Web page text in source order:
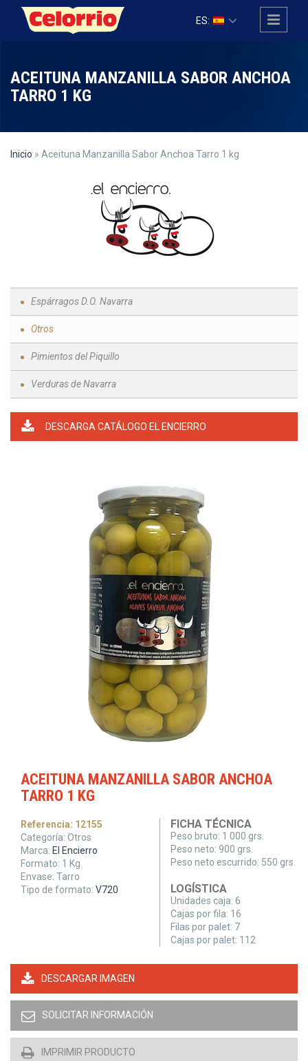
Pasar al contenido principal
ES:
ACEITUNA MANZANILLA SABOR ANCHOA
TARRO 1 KG
Inicio » Aceituna Manzanilla Sabor Anchoa Tarro 1 kg
Espárragos D.O. Navarra
Otros
Pimientos del Piquillo
Verduras de Navarra
DESCARGA CATÁLOGO EL ENCIERRO
ACEITUNA MANZANILLA SABOR ANCHOA
TARRO 1 KG
Referencia: 12155
Categoría: Otros
Marca: El Encierro
Formato: 1 Kg.
Envase: Tarro
Tipo de formato: V720
FICHA TÉCNICA
Peso bruto: 1 000 grs.
Peso neto: 900 grs.
Peso neto escurrido: 550 grs.
LOGÍSTICA
Unidades caja: 6
Cajas por fila: 16
Filas por palet: 7
Cajas por palet: 112
DESCARGAR IMAGEN
SOLICITAR INFORMACIÓN
IMPRIMIR PRODUCTO